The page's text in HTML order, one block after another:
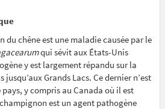
du chêne est une maladie causée par le
qui sévit aux États-Unis
y est largement répandu sur la
jusqu’aux Grands Lacs. Ce dernier n’est
y compris au Canada où il est
est un agent pathogène